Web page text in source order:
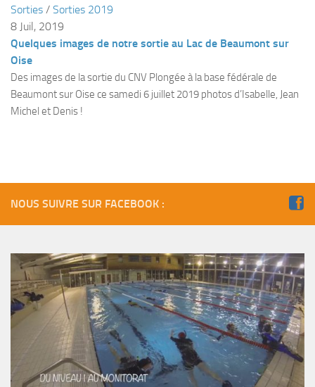
ECOLE DE PLONGEE
Jeune plongeur
Plongeur N1
Maintien des acquis
Guide de palanquée N4
Moniteur Fédéral
Organisation
Responsables
Fosse
Sorties techniques
APNEE
Sorties / Sorties 2019
8 Juil, 2019
Quelques images de notre sortie au Lac de Beaumont sur
Oise
Des images de la sortie du CNV Plongée à la base fédérale de
Beaumont sur Oise ce samedi 6 juillet 2019 photos d’Isabelle, Jean
Michel et Denis !
NOUS SUIVRE SUR FACEBOOK :